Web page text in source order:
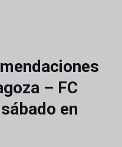
– FC
en